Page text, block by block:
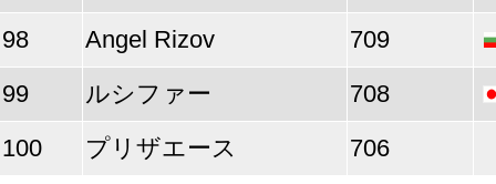
98
Angel Rizov
709
99
ルシファー
708
100
プリザエース 706